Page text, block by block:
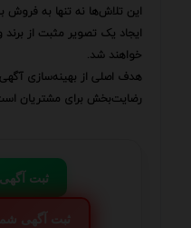
این تلاش‌ها نه تنها به
ایجاد یک تصویر مثبت از برند
خواهند شد.
هدف اصلی از بهینه‌سازی
رضایت‌بخش برای مشتریان
📢 ثبت
💬 ثبت آگهی